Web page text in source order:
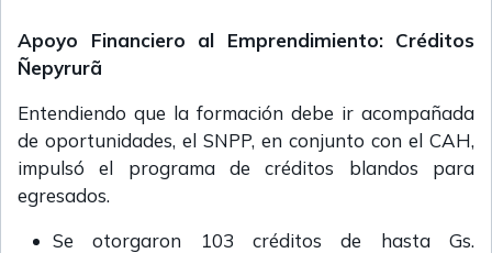
Apoyo Financiero al Emprendimiento: Créditos
Ñepyrurã
Entendiendo que la formación debe ir acompañada
de oportunidades, el SNPP, en conjunto con el CAH,
impulsó el programa de créditos blandos para
egresados.
Se otorgaron 103 créditos de hasta Gs.